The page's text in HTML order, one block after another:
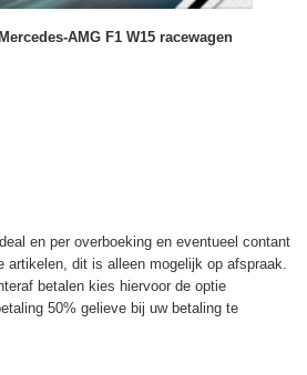
AMG F1 W15 racewagen
en per overboeking en eventueel contant
artikelen, dit is alleen mogelijk op afspraak.
betalen kies hiervoor de optie
50% gelieve bij uw betaling te